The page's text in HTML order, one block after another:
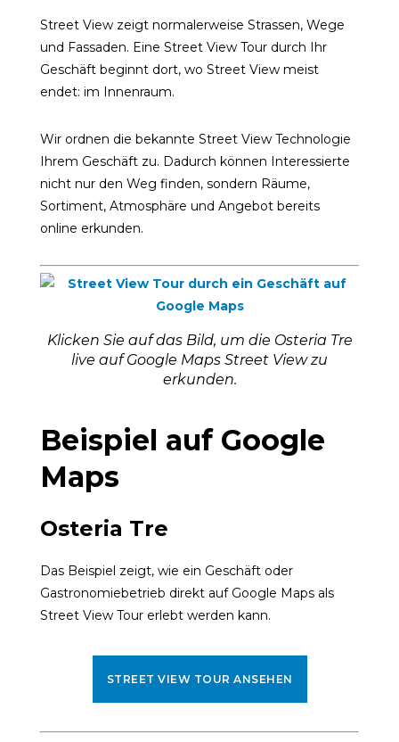
Street View zeigt normalerweise Strassen, Wege
und Fassaden. Eine Street View Tour durch Ihr
Geschäft beginnt dort, wo Street View meist
endet: im Innenraum.
Wir ordnen die bekannte Street View Technologie
Ihrem Geschäft zu. Dadurch können Interessierte
nicht nur den Weg finden, sondern Räume,
Sortiment, Atmosphäre und Angebot bereits
online erkunden.
Klicken Sie auf das Bild, um die Osteria Tre
live auf Google Maps Street View zu
erkunden.
Beispiel auf Google
Maps
Osteria Tre
Das Beispiel zeigt, wie ein Geschäft oder
Gastronomiebetrieb direkt auf Google Maps als
Street View Tour erlebt werden kann.
STREET VIEW TOUR ANSEHEN